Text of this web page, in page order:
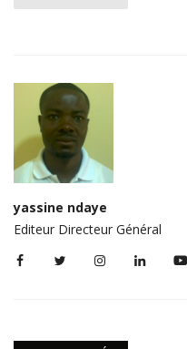
yassine ndaye
Editeur Directeur Général